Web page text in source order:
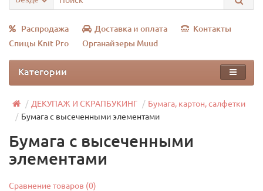
Распродажа Доставка и оплата
Контакты
Спицы Knit Pro
Органайзеры Muud
Категории
ДЕКУПАЖ И СКРАПБУКИНГ
Бумага, картон, салфетки
Бумага с высеченными элементами
Бумага с высеченными
элементами
Сравнение товаров (0)